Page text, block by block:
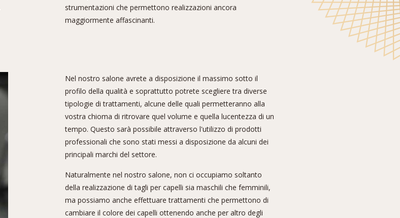
strumentazioni che permettono realizzazioni ancora
maggiormente affascinanti.
Nel nostro salone avrete a disposizione il massimo sotto il
profilo della qualità e soprattutto potrete scegliere tra diverse
tipologie di trattamenti, alcune delle quali permetteranno alla
vostra chioma di ritrovare quel volume e quella lucentezza di un
tempo. Questo sarà possibile attraverso l'utilizzo di prodotti
professionali che sono stati messi a disposizione da alcuni dei
principali marchi del settore.
Naturalmente nel nostro salone, non ci occupiamo soltanto
della realizzazione di tagli per capelli sia maschili che femminili,
ma possiamo anche effettuare trattamenti che permettono di
cambiare il colore dei capelli ottenendo anche per altro degli